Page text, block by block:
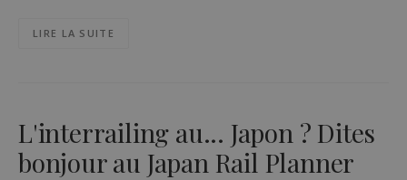
LIRE LA SUITE
L'interrailing au... Japon ? Dites
bonjour au Japan Rail Planner